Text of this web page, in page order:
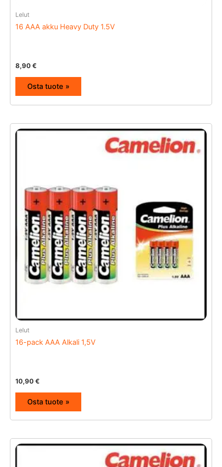
Lelut
16 AAA akku Heavy Duty 1.5V
8,90€
Osta tuote »
Lelut
16-pack AAA Alkali 1,5V
10,90€
Osta tuote »